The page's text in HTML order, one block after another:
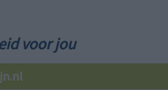
voor jou